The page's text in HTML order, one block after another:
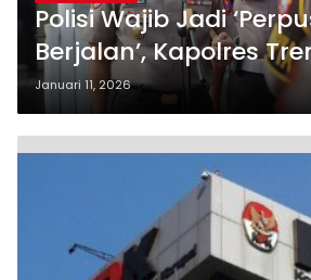
Polisi Wajib Jadi
Berjalan’, Kapolres
Dorong Anggota
KUHAP Baru
Januari 11, 2026